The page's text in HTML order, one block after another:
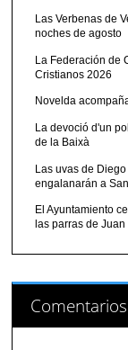
Las Verbenas de
noches de agosto
La Federación de
Cristianos 2026
Novelda
La devoció d'un
de la Baixà
Las uvas de
engalanarán a
El Ayuntamiento
las parras de